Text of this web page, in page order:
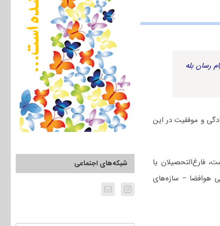
رسان بله
و موفقیت در این
فارغ‌التحصیلان یا
هوافضا – سازه‌های
شبکه‌های اجتماعی